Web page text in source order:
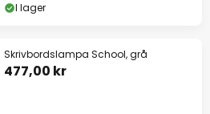
I lager
Skrivbordslampa School, grå
477,00 kr